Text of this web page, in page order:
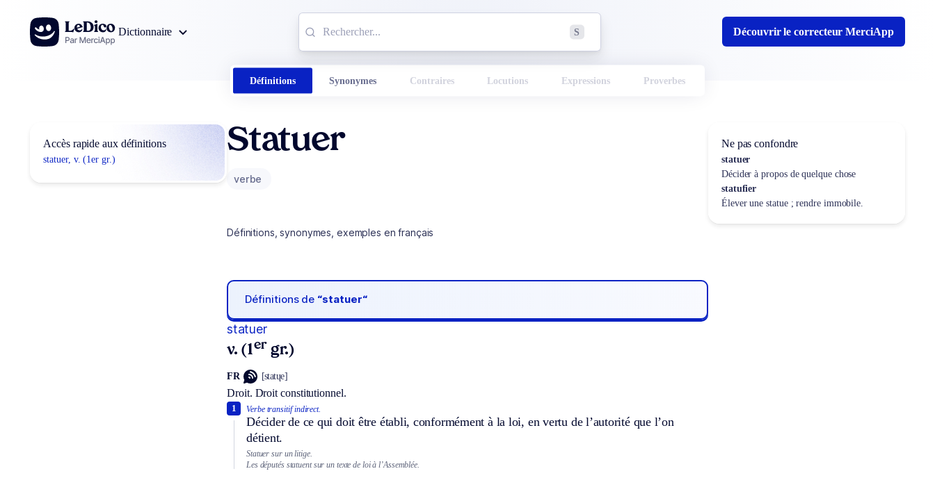
Aller au contenu
Dictionnaire
S Découvrir le correcteur MerciApp
Définitions Synonymes Contraires Locutions Expressions Proverbes
Accès rapide aux définitions
statuer, v. (1er gr.)
Statuer
verbe
Définitions, synonymes, exemples en français
Définitions de “statuer“
statuer
v. (1er gr.)
FR [statɥe]
Droit. Droit constitutionnel.
Verbe transitif indirect.
Décider de ce qui doit être établi, conformément à la loi, en vertu de l’autorité que l’on
détient.
1
Statuer sur un litige.
Les députés statuent sur un texte de loi à l’Assemblée.
Ne pas confondre
statuer
Décider à propos de quelque chose
statufier
Élever une statue ; rendre immobile.